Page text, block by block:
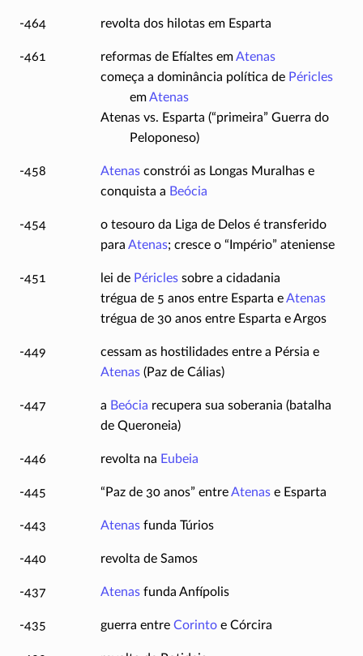
-464 revolta dos hilotas em Esparta
-461 reformas de Efíaltes emAtenas
começa a dominância política de Péricles
emAtenas
Atenas vs. Esparta (“primeira” Guerra do
Peloponeso)
-458 Atenas constrói as Longas Muralhas e
conquista a Beócia
-454
o tesouro da Liga de Delos é transferido
para Atenas; cresce o “Império” ateniense
-451 lei de Péricles sobre a cidadania
trégua de 5 anos entre Esparta eAtenas
trégua de 30 anos entre Esparta e Argos
-449
cessam as hostilidades entre a Pérsia e
Atenas (Paz de Cálias)
-447 a Beócia recupera sua soberania (batalha
de Queroneia)
-446 revolta na Eubeia
-445 “Paz de 30 anos” entreAtenas e Esparta
-443 Atenas funda Túrios
-440 revolta de Samos
-437 Atenas funda Anfípolis
-435 guerra entre Corinto e Córcira